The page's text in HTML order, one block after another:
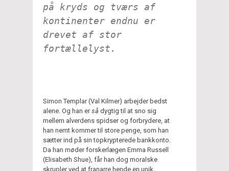
på kryds og tværs af
kontinenter endnu er
drevet af stor
fortællelyst.
Simon Templar (Val Kilmer) arbejder bedst
alene. Og han erså dygtig til at sno sig
mellem alverdens spidser og forbrydere, at
han nemt kommer til store penge, som han
sætter ind på sin topkrypterede bankkonto.
Da han møder forskerlægen Emma Russell
(Elisabeth Shue), får han dog moralske
skrupler ved at franarre hende en unik